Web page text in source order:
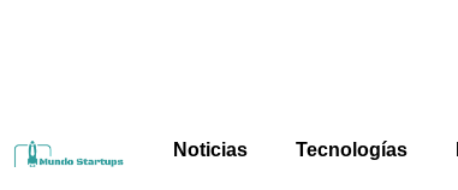
Noticias Tecnologías